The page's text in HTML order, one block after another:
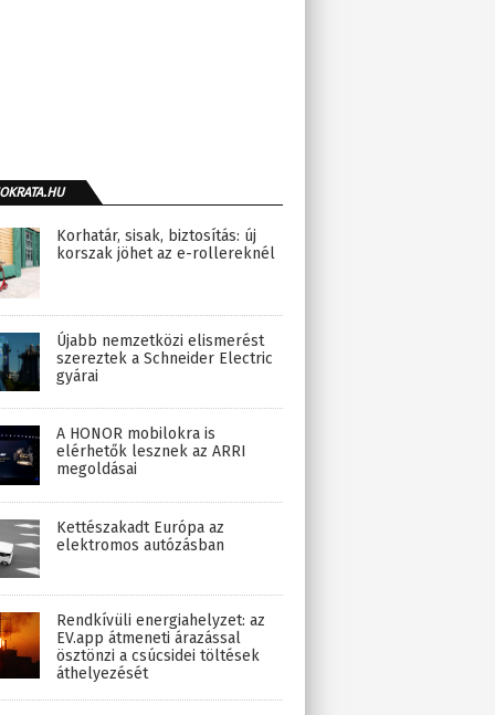
Korhatár, sisak, biztosítás: új
korszak jöhet az e-rollereknél
Újabb nemzetközi elismerést
szereztek a Schneider Electric
gyárai
A HONOR mobilokra is
elérhetők lesznek az ARRI
megoldásai
Kettészakadt Európa az
elektromos autózásban
Rendkívüli energiahelyzet: az
EV.app átmeneti árazással
ösztönzi a csúcsidei töltések
áthelyezését